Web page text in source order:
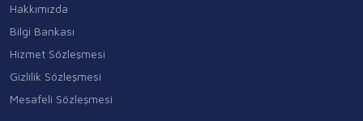
Hakkımızda
Bilgi Bankası
Hizmet Sözleşmesi
Gizlilik Sözleşmesi
Mesafeli Sözleşmesi